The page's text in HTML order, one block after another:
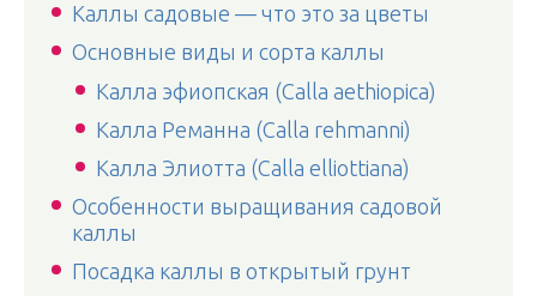
Каллы садовые — что это за цветы
Основные виды и сорта каллы
Калла эфиопская (Calla aethiopica)
Калла Реманна (Calla rehmanni)
Калла Элиотта (Calla elliottiana)
Особенности выращивания садовой
каллы
Посадка каллы в открытый грунт